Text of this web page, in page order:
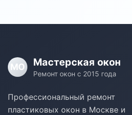
МО Мастерская окон
Ремонт окон с 2015 года
Профессиональный ремонт
пластиковых окон в Москве и